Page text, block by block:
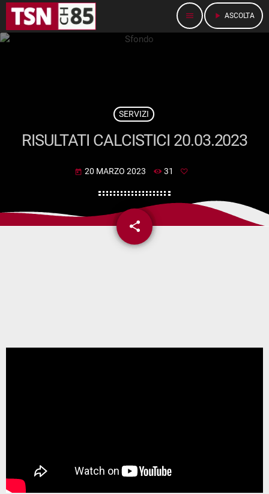
menu play_arrow ASCOLTA
SERVIZI
RISULTATI CALCISTICI 20.03.2023
today 20 MARZO 2023 31
share
email